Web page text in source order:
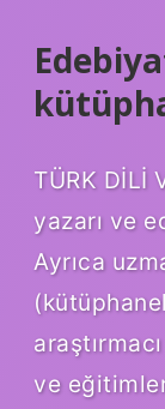
TÜRK DİLİ
yazarı ve
Ayrıca
ve